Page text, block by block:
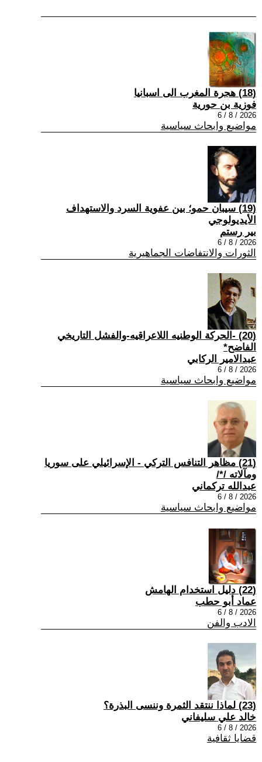
(18) هجرة المغرب الى اسبانيا
فوزية بن حورية
2026 / 8 / 6
مواضيع وابحاث سياسية
(19) سيبان حمو؛ بين عفوية السرد والاستهداف
الأيديولوجي
بير رستم
2026 / 8 / 6
الثورات والانتفاضات الجماهيرية
(20) -الحركة الوطنيه اللاعراقيه-والفشل التاريخي
الفاضح*
عبدالامير الركابي
2026 / 8 / 6
مواضيع وابحاث سياسية
(21) مظاهر التنافس التركي - الإسرائيلي على سوريا
ومآلاته /*/
عبدالله تركماني
2026 / 8 / 6
مواضيع وابحاث سياسية
(22) دليل استخدام الهامش
عماد أبو حطب
2026 / 8 / 6
الادب والفن
(23) لماذا ننتقد الثمرة وننسى البذرة؟
خالد علي سليفاني
2026 / 8 / 6
قضايا ثقافية